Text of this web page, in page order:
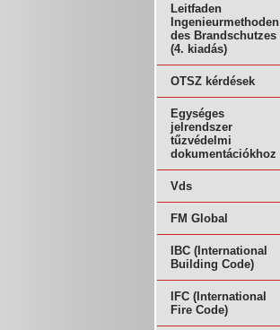
Leitfaden
Ingenieurmethoden
des Brandschutzes
(4. kiadás)
OTSZ kérdések
Egységes
jelrendszer
tűzvédelmi
dokumentációkhoz
Vds
FM Global
IBC (International
Building Code)
IFC (International
Fire Code)